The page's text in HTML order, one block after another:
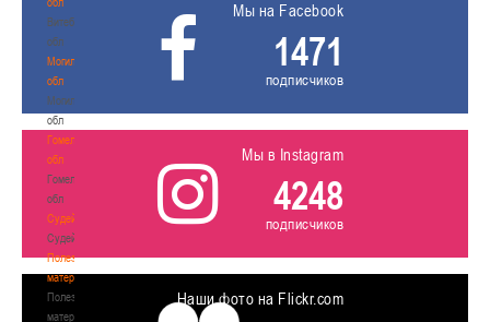
Витебская
обл
Могилевская
обл
Могилевская
обл
Гомельская
обл
Гомельская
обл
Судейство
Судейство
Полезные
материалы
Полезные
материалы
Мы на Facebook
1471
подписчиков
Мы в Instagram
4248
подписчиков
Наши фото на Flickr.com